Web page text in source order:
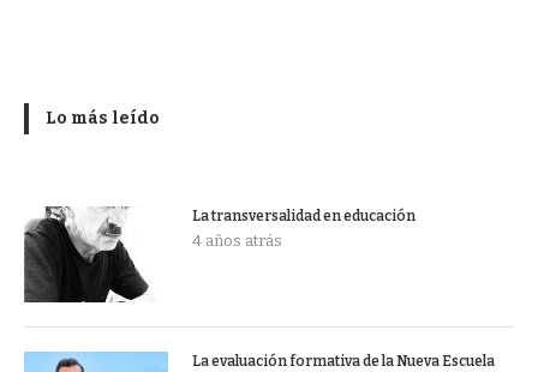
Lo más leído
La transversalidad en educación
4 años atrás
La evaluación formativa de la Nueva Escuela